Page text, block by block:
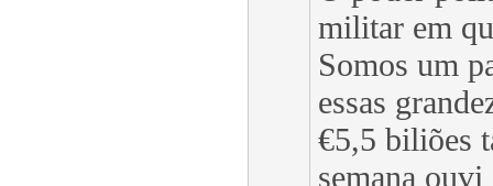
militar em
Somos um
essas
€5,5 biliões
semana